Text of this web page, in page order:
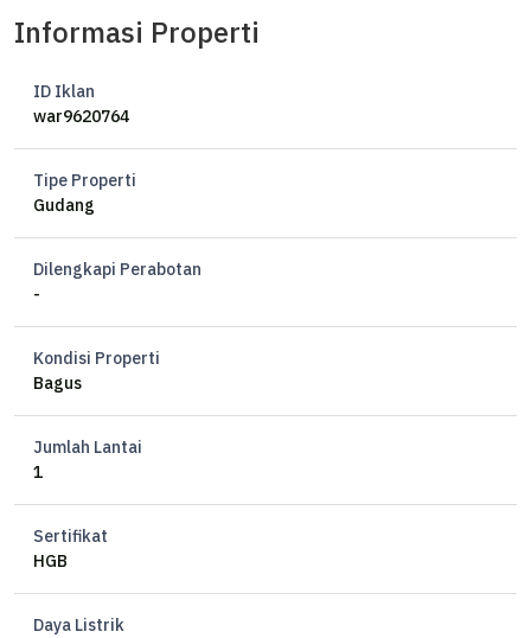
Gudang on Progress
Informasi Properti
ID Iklan
war9620764
Tipe Properti
Gudang
Dilengkapi Perabotan
-
Kondisi Properti
Bagus
Jumlah Lantai
1
Sertifikat
HGB
Daya Listrik